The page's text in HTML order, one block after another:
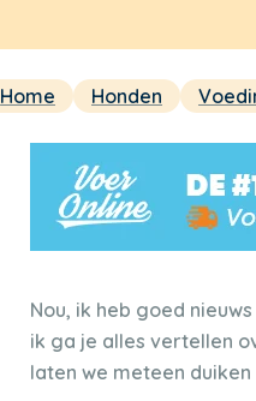
Home Honden
Nou, ik heb goed
ik ga je alles vertellen
laten we meteen